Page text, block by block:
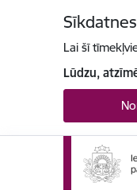
Sīkdatnes
Lai šī
Lūdzu,